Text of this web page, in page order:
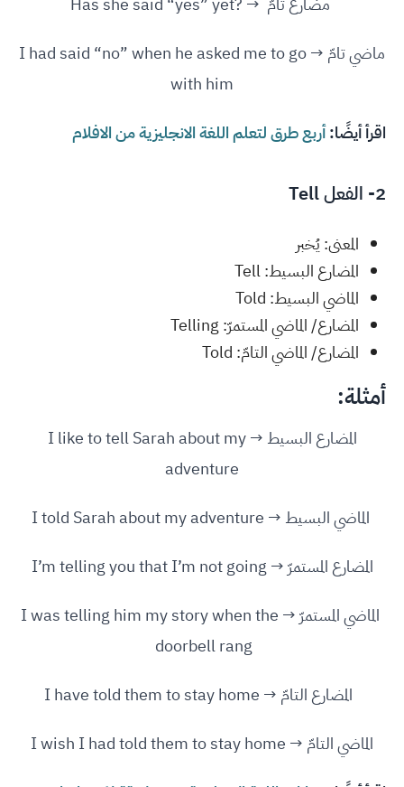
ماضي تامّ → I had said “no” when he asked me to go
with him
اقرأ أيضًا:أربع طرق لتعلم اللغة الانجليزية من الافلام
2- الفعل Tell
المعنى: يُخبر
المضارع البسيط: Tell
الماضي البسيط: Told
المضارع/ الماضي المستمرّ: Telling
المضارع/ الماضي التامّ: Told
أمثلة:
المضارع البسيط → I like to tell Sarah about my
adventure
الماضي البسيط → I told Sarah about my adventure
المضارع المستمرّ → I’m telling you that I’m not going
الماضي المستمرّ → I was telling him my story when the
doorbell rang
المضارع التامّ → I have told them to stay home
الماضي التامّ → I wish I had told them to stay home